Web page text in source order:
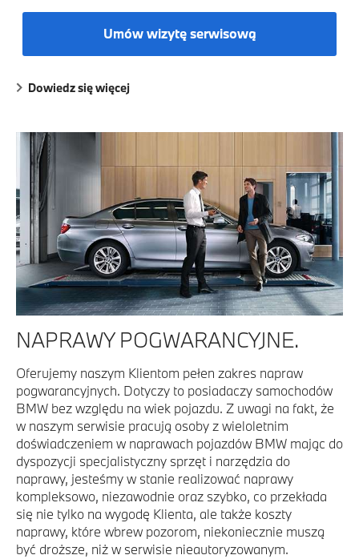
Umów wizytę serwisową
Dowiedz się więcej
NAPRAWY POGWARANCYJNE.
Oferujemy naszym Klientom pełen zakres napraw
pogwarancyjnych. Dotyczy to posiadaczy samochodów
BMW bez względu na wiek pojazdu. Z uwagi na fakt, że
w naszym serwisie pracują osoby z wieloletnim
doświadczeniem w naprawach pojazdów BMW mając do
dyspozycji specjalistyczny sprzęt i narzędzia do
naprawy, jesteśmy w stanie realizować naprawy
kompleksowo, niezawodnie oraz szybko, co przekłada
się nie tylko na wygodę Klienta, ale także koszty
naprawy, które wbrew pozorom, niekoniecznie muszą
być droższe, niż w serwisie nieautoryzowanym.